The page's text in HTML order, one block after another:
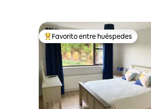
Favorito entre huéspedes preferido
Favorito entre huéspedes